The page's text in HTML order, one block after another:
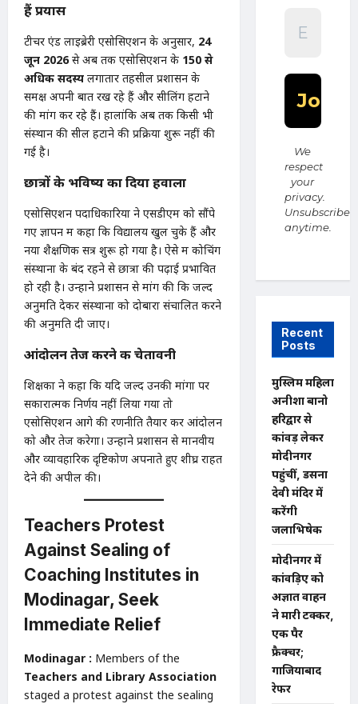
हैं प्रयास
टीचर एंड लाइब्रेरी एसोसिएशन के अनुसार, 24
जून 2026से अब तक एसोसिएशन के 150 से
अधिक सदस्य लगातार तहसील प्रशासन के
समक्ष अपनी बात रख रहे हैं और सीलिंग हटाने
की मांग कर रहे हैं। हालांकि अब तक किसी भी
संस्थान की सील हटाने की प्रक्रिया शुरू नहीं की
गई है।
छात्रों के भविष्य का दिया हवाला
एसोसिएशन पदाधिकारियों ने एसडीएम को सौंपे
गए ज्ञापन में कहा कि विद्यालय खुल चुके हैं और
नया शैक्षणिक सत्र शुरू हो गया है। ऐसे में कोचिंग
संस्थानों के बंद रहने से छात्रों की पढ़ाई प्रभावित
हो रही है। उन्होंने प्रशासन से मांग की कि जल्द
अनुमति देकर संस्थानों को दोबारा संचालित करने
की अनुमति दी जाए।
आंदोलन तेज करने की चेतावनी
शिक्षकों ने कहा कि यदि जल्द उनकी मांगों पर
सकारात्मक निर्णय नहीं लिया गया तो
एसोसिएशन आगे की रणनीति तैयार कर आंदोलन
को और तेज करेगा। उन्होंने प्रशासन से मानवीय
और व्यावहारिक दृष्टिकोण अपनाते हुए शीघ्र राहत
देने की अपील की।
Teachers Protest
Against Sealing of
Coaching Institutes in
Modinagar, Seek
Immediate Relief
Modinagar : Members of the
Teachers and Library Association
staged a protest against the sealing
We
respect
your
privacy.
Unsubscribe
anytime.
Recent
Posts
मुस्लिम महिला
अनीशा बानो
हरिद्वार से
कांवड़ लेकर
मोदीनगर
पहुंचीं, डसना
देवी मंदिर में
करेंगी
जलाभिषेक
मोदीनगर में
कांवड़िए को
अज्ञात वाहन
ने मारी टक्कर,
एक पैर
फ्रैक्चर;
गाजियाबाद
रेफर